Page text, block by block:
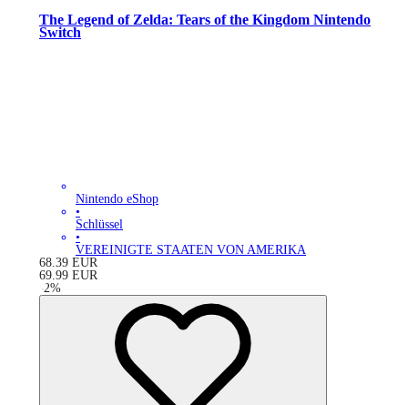
The Legend of Zelda: Tears of the Kingdom Nintendo
Switch
Nintendo eShop
•
Schlüssel
•
VEREINIGTE STAATEN VON AMERIKA
68.39 EUR
69.99 EUR
-2%